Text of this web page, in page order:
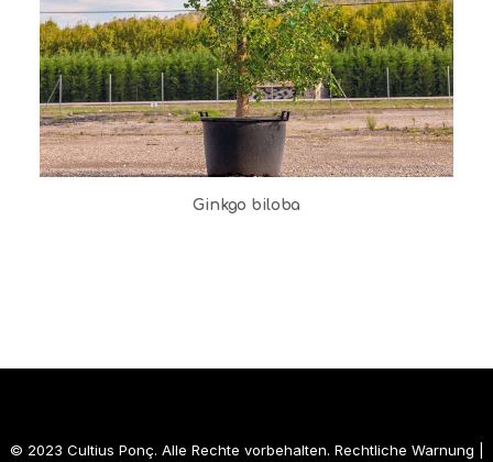
Ginkgo biloba
© 2023 Cultius Ponç. Alle Rechte vorbehalten. Rechtliche Warnung